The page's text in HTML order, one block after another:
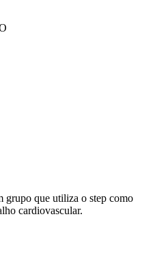
grupo que utiliza o step como
cardiovascular.